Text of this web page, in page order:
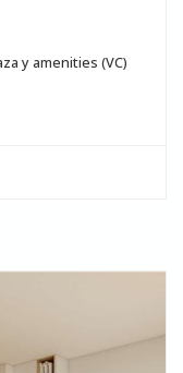
y amenities (VC)